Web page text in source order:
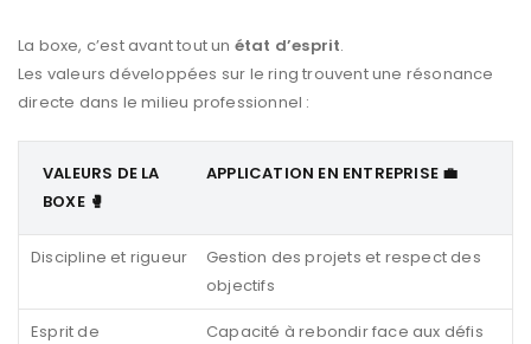
La boxe, c’est avant tout un état d’esprit.
Les valeurs développées sur le ring trouvent une résonance
directe dans le milieu professionnel :
VALEURS DE LA
BOXE 🥊
APPLICATION EN ENTREPRISE 💼
Discipline et rigueur
Gestion des projets et respect des
objectifs
Esprit de
Capacité à rebondir face aux défis